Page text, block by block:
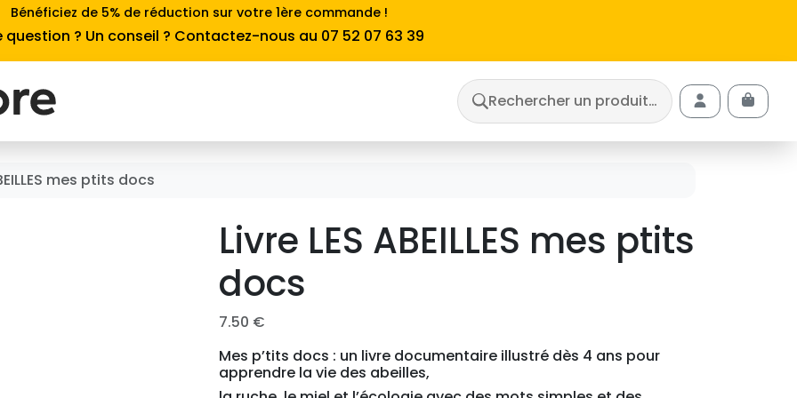
Bénéficiez de 5% de réduction sur votre 1ère commande !
question ? Un conseil ? Contactez-nous au 07 52 07 63 39
Rechercher un produit…
Account
Cart
mes ptits docs
Livre LES ABEILLES mes ptits
docs
7.50 €
Mes p’tits docs : un livre documentaire illustré dès 4 ans pour
apprendre la vie des abeilles,